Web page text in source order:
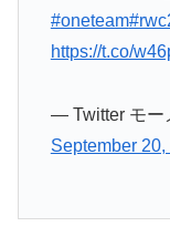
#oneteam
https://t.co/
— Twitter モー
September 20,